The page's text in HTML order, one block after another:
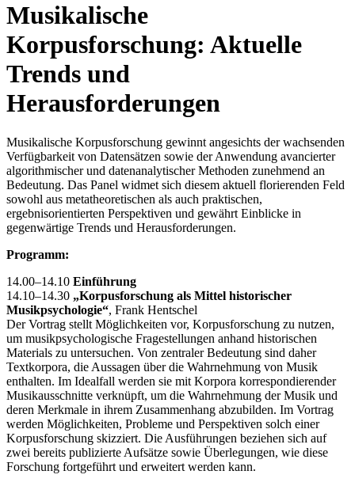
Musikalische
Korpusforschung: Aktuelle
Trends und
Herausforderungen
Musikalische Korpusforschung gewinnt angesichts der wachsenden
Verfügbarkeit von Datensätzen sowie der Anwendung avancierter
algorithmischer und datenanalytischer Methoden zunehmend an
Bedeutung. Das Panel widmet sich diesem aktuell florierenden Feld
sowohl aus metatheoretischen als auch praktischen,
ergebnisorientierten Perspektiven und gewährt Einblicke in
gegenwärtige Trends und Herausforderungen.
Programm:
14.00–14.10 Einführung
14.10–14.30 „Korpusforschung als Mittel historischer
Musikpsychologie“, Frank Hentschel
Der Vortrag stellt Möglichkeiten vor, Korpusforschung zu nutzen,
um musikpsychologische Fragestellungen anhand historischen
Materials zu untersuchen. Von zentraler Bedeutung sind daher
Textkorpora, die Aussagen über die Wahrnehmung von Musik
enthalten. Im Idealfall werden sie mit Korpora korrespondierender
Musikausschnitte verknüpft, um die Wahrnehmung der Musik und
deren Merkmale in ihrem Zusammenhang abzubilden. Im Vortrag
werden Möglichkeiten, Probleme und Perspektiven solch einer
Korpusforschung skizziert. Die Ausführungen beziehen sich auf
zwei bereits publizierte Aufsätze sowie Überlegungen, wie diese
Forschung fortgeführt und erweitert werden kann.